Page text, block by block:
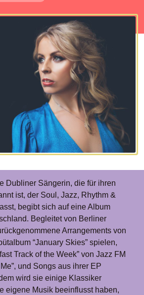
Dubliner Sängerin, die für ihren
ist, der Soul, Jazz, Rhythm &
begibt sich auf eine Album
Begleitet von Berliner
Arrangements von
“January Skies” spielen,
Track of the Week” von Jazz FM
und Songs aus ihrer EP
wird sie einige Klassiker
eigene Musik beeinflusst haben,